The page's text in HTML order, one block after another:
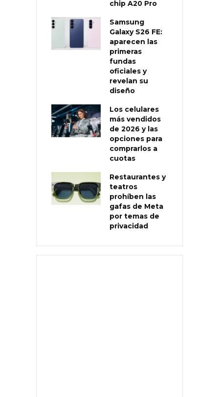
chip A20 Pro
Samsung
Galaxy S26 FE:
aparecen las
primeras
fundas
oficiales y
revelan su
diseño
Los celulares
más vendidos
de 2026 y las
opciones para
comprarlos a
cuotas
Restaurantes y
teatros
prohíben las
gafas de Meta
por temas de
privacidad